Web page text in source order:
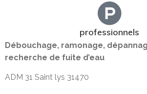
professionnels
Débouchage, ramonage,
recherche de fuite d’eau
ADM 31 Saint lys 31470